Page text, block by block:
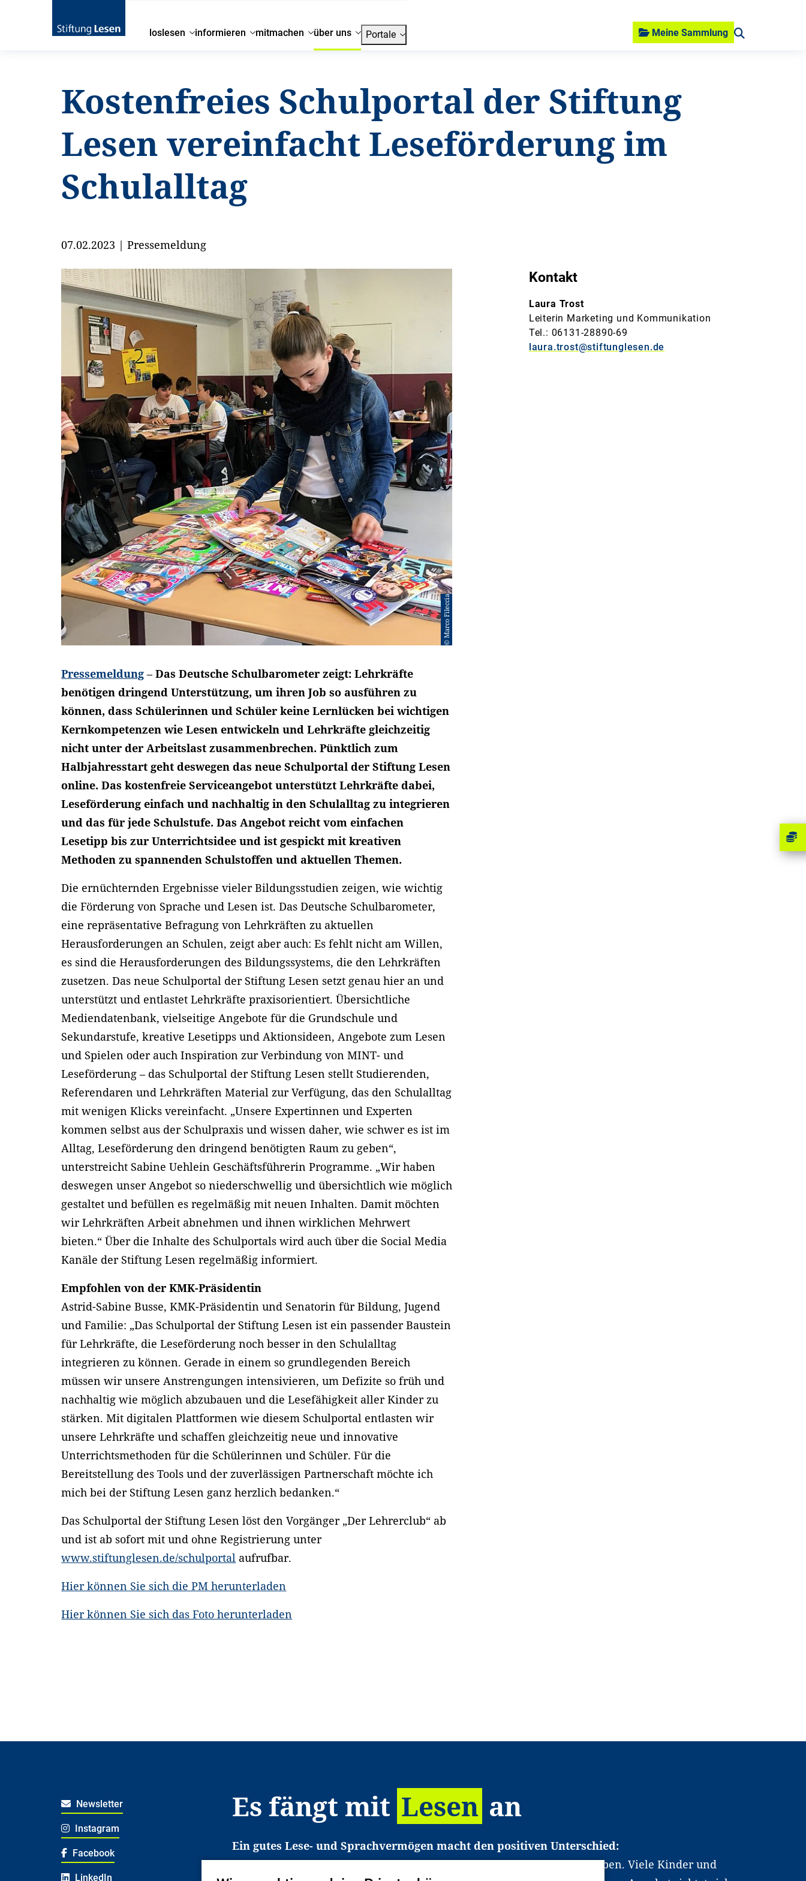
loslesen informieren mitmachen über uns Portale Meine Sammlung
Kostenfreies Schulportal der Stiftung
Lesen vereinfacht Leseförderung im
Schulalltag
07.02.2023 |Pressemeldung
© Marco Fileccia
Pressemeldung –Das Deutsche Schulbarometer zeigt: Lehrkräfte
benötigen dringend Unterstützung, um ihren Job so ausführen zu
können, dass Schülerinnen und Schüler keine Lernlücken bei wichtigen
Kernkompetenzen wie Lesen entwickeln und Lehrkräfte gleichzeitig
nicht unter der Arbeitslast zusammenbrechen. Pünktlich zum
Halbjahresstart geht deswegen das neue Schulportal der Stiftung Lesen
online. Das kostenfreie Serviceangebot unterstützt Lehrkräfte dabei,
Leseförderung einfach und nachhaltig in den Schulalltag zu integrieren
und das für jede Schulstufe. Das Angebot reicht vom einfachen
Lesetipp bis zur Unterrichtsidee und ist gespickt mit kreativen
Methoden zu spannenden Schulstoffen und aktuellen Themen.
Die ernüchternden Ergebnisse vieler Bildungsstudien zeigen, wie wichtig
die Förderung von Sprache und Lesen ist. Das Deutsche Schulbarometer,
eine repräsentative Befragung von Lehrkräften zu aktuellen
Herausforderungen an Schulen, zeigt aber auch: Es fehlt nicht am Willen,
es sind die Herausforderungen des Bildungssystems, die den Lehrkräften
zusetzen. Das neue Schulportal der Stiftung Lesen setzt genau hier an und
unterstützt und entlastet Lehrkräfte praxisorientiert. Übersichtliche
Mediendatenbank, vielseitige Angebote für die Grundschule und
Sekundarstufe, kreative Lesetipps und Aktionsideen, Angebote zum Lesen
und Spielen oder auch Inspiration zur Verbindung von MINT- und
Leseförderung – das Schulportal der Stiftung Lesen stellt Studierenden,
Referendaren und Lehrkräften Material zur Verfügung, das den Schulalltag
mit wenigen Klicks vereinfacht. „Unsere Expertinnen und Experten
kommen selbst aus der Schulpraxis und wissen daher, wie schwer es ist im
Alltag, Leseförderung den dringend benötigten Raum zu geben“,
unterstreicht Sabine Uehlein Geschäftsführerin Programme. „Wir haben
deswegen unser Angebot so niederschwellig und übersichtlich wie möglich
gestaltet und befüllen es regelmäßig mit neuen Inhalten. Damit möchten
wir Lehrkräften Arbeit abnehmen und ihnen wirklichen Mehrwert
bieten.“ Über die Inhalte des Schulportals wird auch über die Social Media
Kanäle der Stiftung Lesen regelmäßig informiert.
Empfohlen von der KMK-Präsidentin
Astrid-Sabine Busse, KMK-Präsidentin und Senatorin für Bildung, Jugend
und Familie: „Das Schulportal der Stiftung Lesen ist ein passender Baustein
für Lehrkräfte, die Leseförderung noch besser in den Schulalltag
integrieren zu können. Gerade in einem so grundlegenden Bereich
müssen wir unsere Anstrengungen intensivieren, um Defizite so früh und
nachhaltig wie möglich abzubauen und die Lesefähigkeit aller Kinder zu
stärken. Mit digitalen Plattformen wie diesem Schulportal entlasten wir
unsere Lehrkräfte und schaffen gleichzeitig neue und innovative
Unterrichtsmethoden für die Schülerinnen und Schüler. Für die
Bereitstellung des Tools und der zuverlässigen Partnerschaft möchte ich
mich bei der Stiftung Lesen ganz herzlich bedanken.“
Das Schulportal der Stiftung Lesen löst den Vorgänger „Der Lehrerclub“ ab
und ist ab sofort mit und ohne Registrierung unter
www.stiftunglesen.de/schulportal aufrufbar.
Hier können Sie sich die PM herunterladen
Hier können Sie sich das Foto herunterladen
Kontakt
Laura Trost
Leiterin Marketing und Kommunikation
Tel.: 06131-28890-69
laura.trost@stiftunglesen.de
Newsletter
Instagram
Facebook
LinkedIn
Es fängt mit Lesen an
Ein gutes Lese- und Sprachvermögen macht den positiven Unterschied:
Es erleichtert den Zugang zu Bildung und einem erfolgreichen Berufsleben. Viele Kinder und